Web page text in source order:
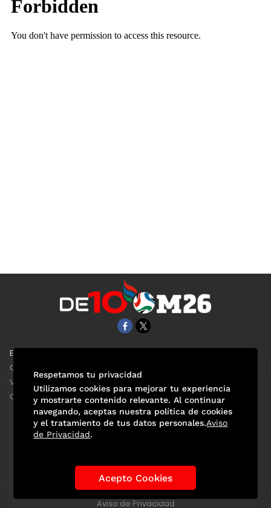
EL UNIVERSAL
Clase
ViveUSA
Confabulario
Historia de los Mundiales Lo viral Anécdotas Mundialistas
Las Figuras Tendencias Directorio
Aviso de Privacidad
Respetamos tu privacidad
Utilizamos cookies para mejorar tu experiencia
y mostrarte contenido relevante. Al continuar
navegando, aceptas nuestra política de cookies
y el tratamiento de tus datos personales.Aviso
de Privacidad.
Acepto Cookies